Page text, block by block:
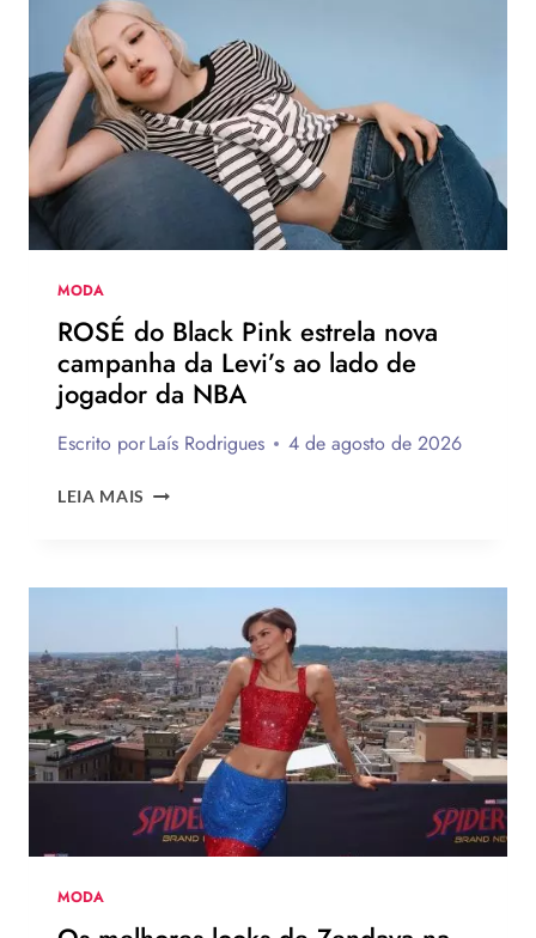
MODA
ROSÉ do Black Pink estrela nova
campanha da Levi’s ao lado de
jogador da NBA
Escrito porLaís Rodrigues 4 de agosto de 2026
LEIA MAIS ROSÉ
ESTRELA
CAMPANHA
DA
LEVI’S
AO
LADO
DE
JOGADOR
DA
NBA
MODA